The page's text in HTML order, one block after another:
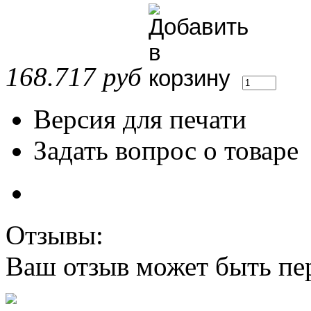
168.717 руб
Версия для печати
Задать вопрос о товаре
Отзывы:
Ваш отзыв может быть